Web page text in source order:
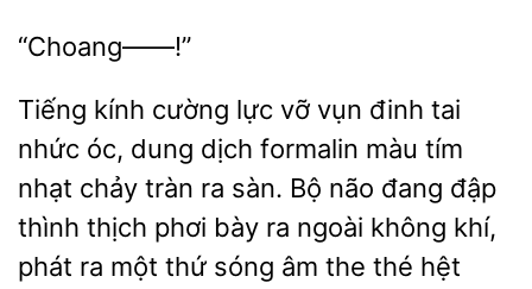
“Choang——!”
Tiếng kính cường lực vỡ
đinh tai
nhức óc,
dịch formalin màu tím
nhạt chảy tràn ra sàn. Bộ não đang đập
thình thịch phơi bày ra ngoài không khí,
phát ra một thứ sóng âm
thé hệt